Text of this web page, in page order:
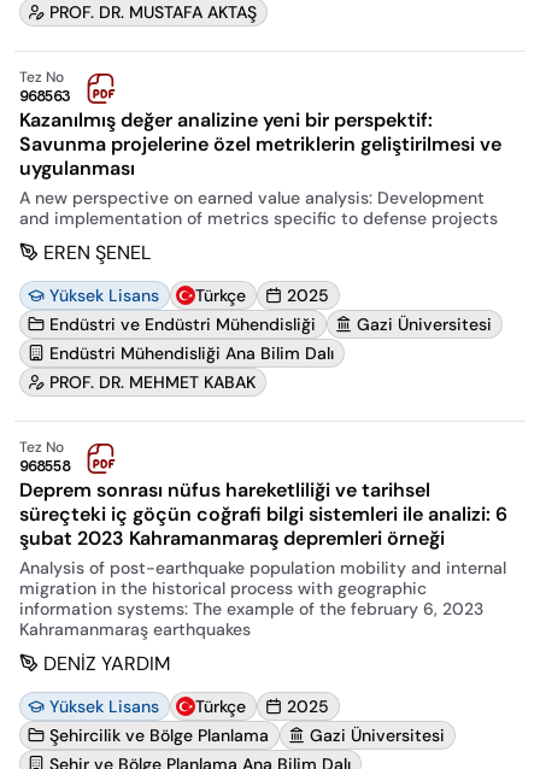
PROF. DR. MUSTAFA AKTAŞ
Tez No
968563
Kazanılmış değer analizine yeni bir perspektif:
Savunma projelerine özel metriklerin geliştirilmesi ve
uygulanması
A new perspective on earned value analysis: Development
and implementation of metrics specific to defense projects
EREN ŞENEL
Yüksek Lisans Türkçe
2025
Endüstri ve Endüstri Mühendisliği
Gazi Üniversitesi
Endüstri Mühendisliği Ana Bilim Dalı
PROF. DR. MEHMET KABAK
Tez No
968558
Deprem sonrası nüfus hareketliliği ve tarihsel
süreçteki iç göçün coğrafi bilgi sistemleri ile analizi: 6
şubat 2023 Kahramanmaraş depremleri örneği
Analysis of post-earthquake population mobility and internal
migration in the historical process with geographic
information systems: The example of the february 6, 2023
Kahramanmaraş earthquakes
DENİZ YARDIM
Yüksek Lisans Türkçe
2025
Şehircilik ve Bölge Planlama
Gazi Üniversitesi
Şehir ve Bölge Planlama Ana Bilim Dalı